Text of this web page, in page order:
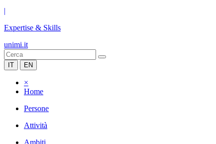
|
Expertise & Skills
unimi.it
IT EN
×
Home
Persone
Attività
Ambiti